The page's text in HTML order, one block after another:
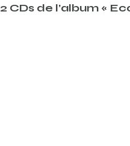
2 CDs de l’album «